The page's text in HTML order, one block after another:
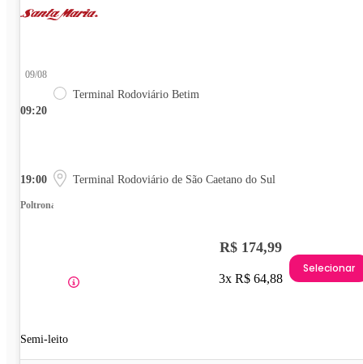
09:20
09/08
Terminal Rodoviário Betim
19:00 Terminal Rodoviário de São Caetano do Sul
Poltrona
Semi-leito
R$ 174,99
3x R$ 64,88
Selecionar